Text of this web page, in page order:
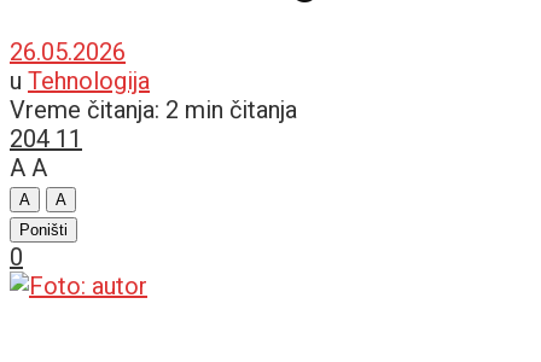
26.05.2026
u Tehnologija
Vreme čitanja: 2 min čitanja
204 11
A A
A
A
Poništi
0